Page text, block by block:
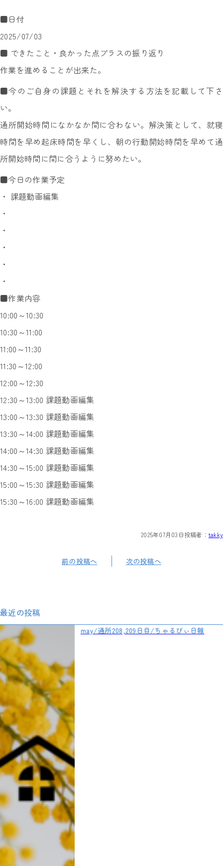
■日付
2025/07/03
■ できたこと・良かった点プラスの振り返り
作業を進めることが出来た。
■今のご自身の課題とそれを解決する方法を記載して下さ
い。
通所開始時間になかなか間に合わない。解決策として、就寝
時間を早め起床時間を早くし、朝の行動開始時間を早めて通
所開始時間に間に合うように努めたい。
■今日の作業予定
・ 課題動画編集
・
・
・
・
・
■作業内容
10:00～10:30
10:30～11:00
11:00～11:30
11:30～12:00
12:00～12:30
12:30～13:00 課題動画編集
13:00～13:30 課題動画編集
13:30～14:00 課題動画編集
14:00～14:30 課題動画編集
14:30～15:00 課題動画編集
15:00～15:30 課題動画編集
15:30～16:00 課題動画編集
2025年07月03日投稿者： takky
前の投稿へ 次の投稿へ
最近の投稿
may/通所208,209日目/ちゃるびぃ日報